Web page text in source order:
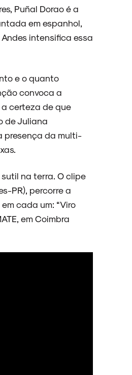
Puñal Dorao é a
em espanhol,
intensifica essa
e o quanto
convoca a
certeza de que
de Juliana
presença da multi-
na terra. O clipe
PR), percorre a
cada um: “Viro
em Coimbra